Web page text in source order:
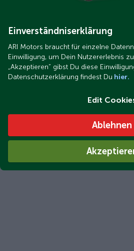
Einverständniserklärung
ARI Motors braucht für einzelne
Einwilligung, um Dein Nutzererlebnis
„Akzeptieren“ gibst Du diese
Datenschutzerklärung findest Du hier.
Edit
Ablehnen